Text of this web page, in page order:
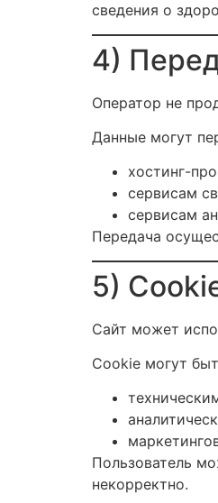
сведения о
4)
Оператор не
Данные могут
хостинг-
сервисам
сервисам
Передача
5)
Сайт может
Cookie могут
Пользователь
некорректно.